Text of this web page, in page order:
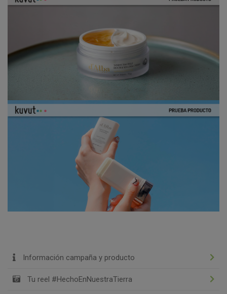
Información campaña y producto
Tu reel #HechoEnNuestraTierra